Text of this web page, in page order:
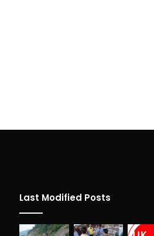
Last Modified Posts